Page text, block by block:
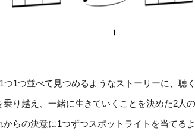
つ1つ並べて見つめるようなストーリーに、聴
り越え、一緒に生きていくことを決めた2人
らの決意に1つずつスポットライトを当てる